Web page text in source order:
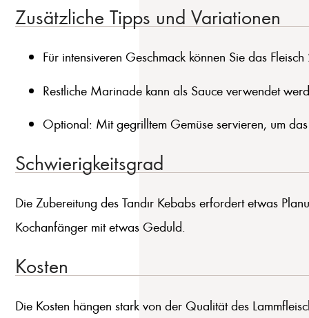
Zusätzliche Tipps und Variationen
Für intensiveren Geschmack können Sie das
Restliche Marinade kann als Sauce verwendet
Optional: Mit gegrilltem Gemüse servieren, um
Schwierigkeitsgrad
Die Zubereitung des Tandır Kebabs erfordert etwas
Kochanfänger mit etwas Geduld.
Kosten
Die Kosten hängen stark von der Qualität des